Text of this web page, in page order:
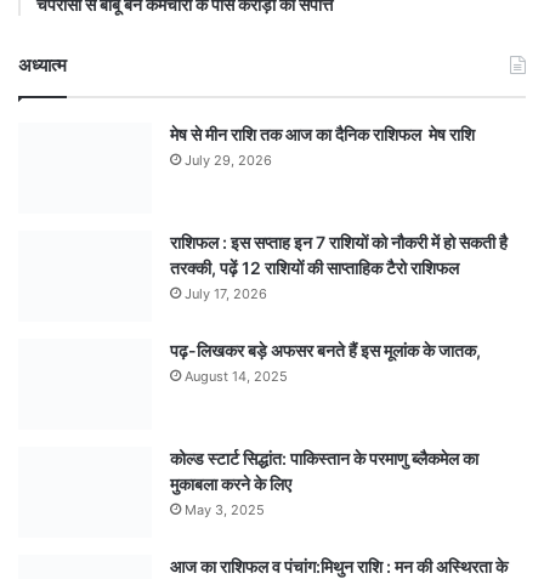
अध्यात्म
मेष से मीन राशि तक आज का दैनिक राशिफल मेष राशि
July 29, 2026
राशिफल : इस सप्ताह इन 7 राशियों को नौकरी में हो सकती है
तरक्की, पढ़ें 12 राशियों की साप्ताहिक टैरो राशिफल
July 17, 2026
पढ़-लिखकर बड़े अफसर बनते हैं इस मूलांक के जातक,
August 14, 2025
कोल्ड स्टार्ट सिद्धांत: पाकिस्तान के परमाणु ब्लैकमेल का
मुकाबला करने के लिए
May 3, 2025
आज का राशिफल व पंचांग:मिथुन राशि : मन की अस्थिरता के